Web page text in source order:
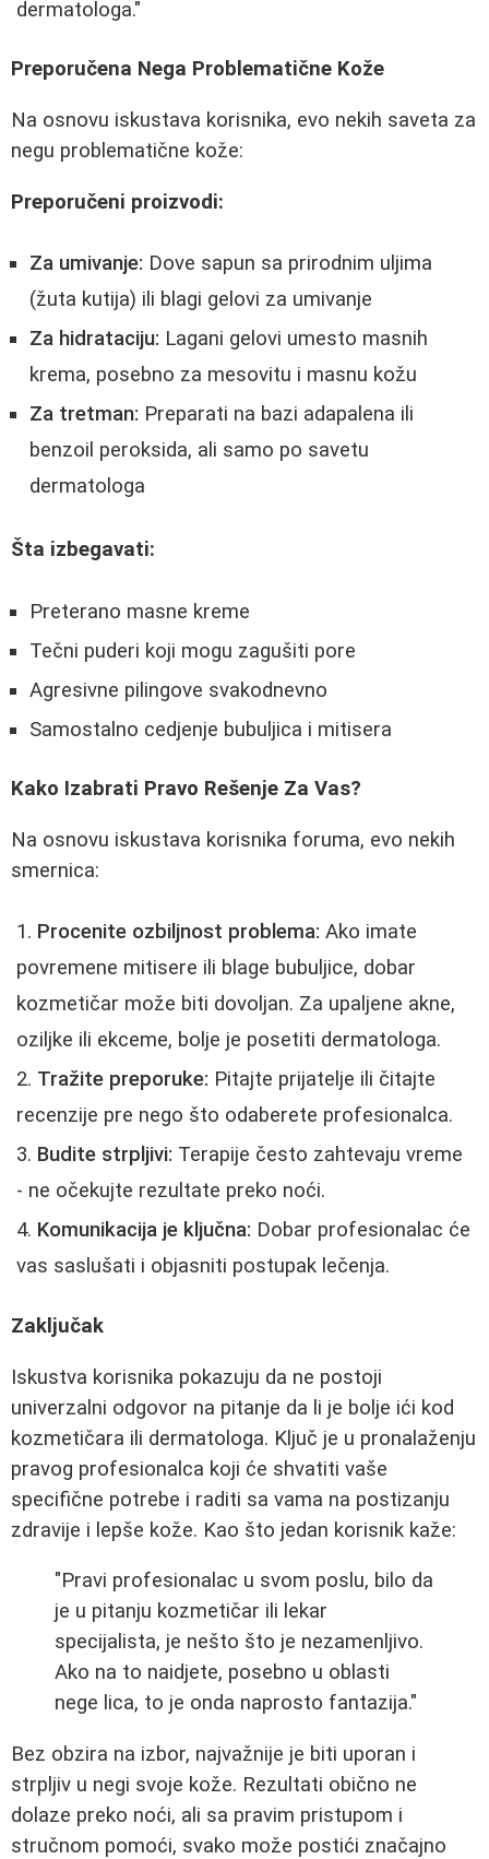
dermatologa."
Preporučena Nega Problematične Kože
Na osnovu iskustava korisnika, evo nekih saveta za
negu problematične kože:
Preporučeni proizvodi:
Za umivanje: Dove sapun sa prirodnim uljima
(žuta kutija) ili blagi gelovi za umivanje
Za hidrataciju: Lagani gelovi umesto masnih
krema, posebno za mesovitu i masnu kožu
Za tretman: Preparati na bazi adapalena ili
benzoil peroksida, ali samo po savetu
dermatologa
Šta izbegavati:
Preterano masne kreme
Tečni puderi koji mogu zagušiti pore
Agresivne pilingove svakodnevno
Samostalno cedjenje bubuljica i mitisera
Kako Izabrati Pravo Rešenje Za Vas?
Na osnovu iskustava korisnika foruma, evo nekih
smernica:
Procenite ozbiljnost problema: Ako imate
povremene mitisere ili blage bubuljice, dobar
kozmetičar može biti dovoljan. Za upaljene akne,
oziljke ili ekceme, bolje je posetiti dermatologa.
Tražite preporuke: Pitajte prijatelje ili čitajte
recenzije pre nego što odaberete profesionalca.
Budite strpljivi: Terapije često zahtevaju vreme
- ne očekujte rezultate preko noći.
Komunikacija je ključna: Dobar profesionalac će
vas saslušati i objasniti postupak lečenja.
Zaključak
Iskustva korisnika pokazuju da ne postoji
univerzalni odgovor na pitanje da li je bolje ići kod
kozmetičara ili dermatologa. Ključ je u pronalaženju
pravog profesionalca koji će shvatiti vaše
specifične potrebe i raditi sa vama na postizanju
zdravije i lepše kože. Kao što jedan korisnik kaže:
"Pravi profesionalac u svom poslu, bilo da
je u pitanju kozmetičar ili lekar
specijalista, je nešto što je nezamenljivo.
Ako na to naidjete, posebno u oblasti
nege lica, to je onda naprosto fantazija."
Bez obzira na izbor, najvažnije je biti uporan i
strpljiv u negi svoje kože. Rezultati obično ne
dolaze preko noći, ali sa pravim pristupom i
stručnom pomoći, svako može postići značajno